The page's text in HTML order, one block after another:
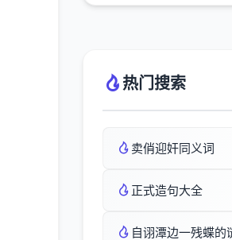
热门搜索
卖俏迎奸同义词
正式造句大全
自诩潭边一残蝶的